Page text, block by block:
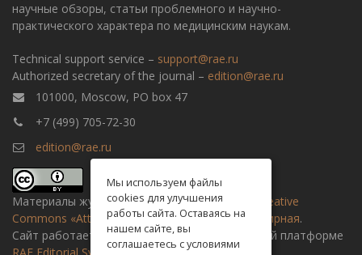
научные обзоры, статьи проблемного и научно-
практического характера по медицинским наукам.
Technical support service – support@rae.ru
Authorized secretary of the journal – edition@rae.ru
101000, Moscow, PO box 47
+7 (499) 705-72-30
edition@rae.ru
Материалы журнала доступны полицензии Creative
Commons «Attribution» («Атрибуция») 4.0 Всемирная.
Сайт работает на универсальной издательской платформе
Мы используем файлы
cookies для улучшения
работы сайта. Оставаясь на
нашем сайте, вы
соглашаетесь с условиями